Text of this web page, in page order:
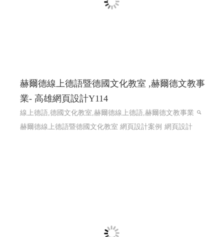
赫爾德線上德語暨德國文化教室 ,赫爾德文教事
業- 高雄網頁設計Y114
線上德語,德國文化教室,赫爾德線上德語,赫爾德文教事業
赫爾德線上德語暨德國文化教室 網頁設計案例 網頁設計